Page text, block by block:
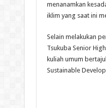
menanamkan
iklim yang saat ini
Selain melakukan
Tsukuba Senior
kuliah umum
Sustainable